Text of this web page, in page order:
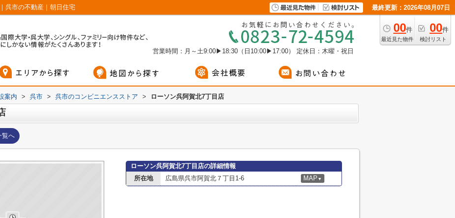
呉市の不動産｜朝日住宅 最終更新：2026年08月07日
00件
最近見た物件
00件
検討リスト
営業時間：月～土9:00▶18:30（日10:00▶17:00） 定休日：木曜・祝日
案内 > 呉市 > 呉市のコンビニエンスストア > ローソン呉阿賀北7丁目店
覧へ
ローソン呉阿賀北7丁目店の詳細情報
所在地
広島県呉市阿賀北７丁目1-6 MAP ▼